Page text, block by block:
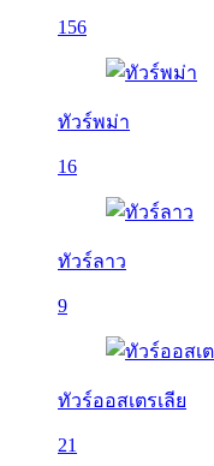
156
ทัวร์พม่า
16
ทัวร์ลาว
9
ทัวร์ออสเตรเลีย
21